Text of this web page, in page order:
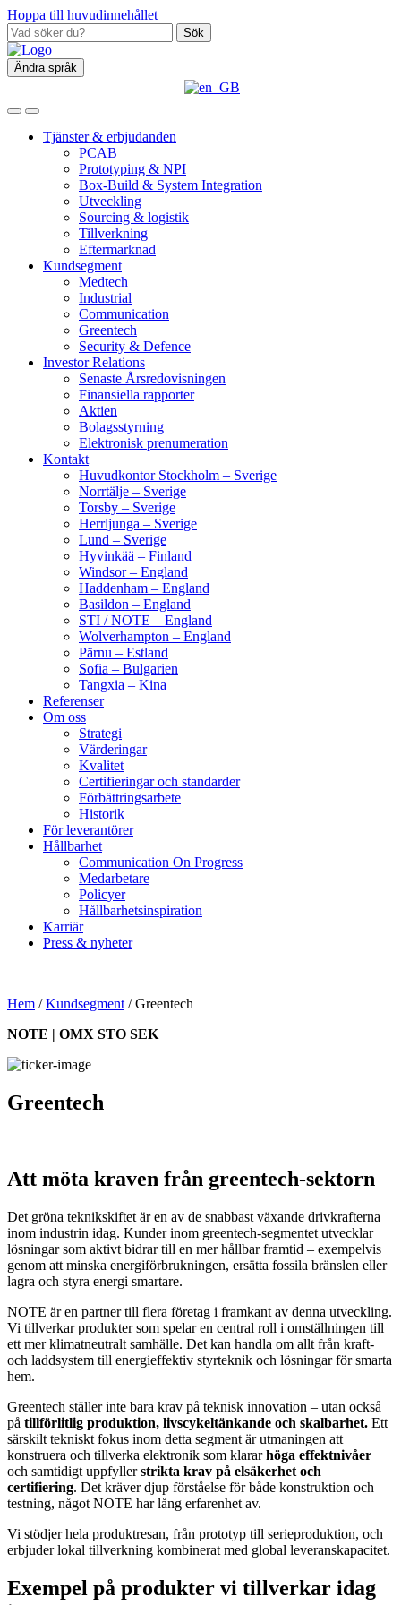
Hoppa till huvudinnehållet
Sök
Ändra språk
Tjänster & erbjudanden
PCAB
Prototyping & NPI
Box‑Build & System Integration
Utveckling
Sourcing & logistik
Tillverkning
Eftermarknad
Kundsegment
Medtech
Industrial
Communication
Greentech
Security & Defence
Investor Relations
Senaste Årsredovisningen
Finansiella rapporter
Aktien
Bolagsstyrning
Elektronisk prenumeration
Kontakt
Huvudkontor Stockholm – Sverige
Norrtälje – Sverige
Torsby – Sverige
Herrljunga – Sverige
Lund – Sverige
Hyvinkää – Finland
Windsor – England
Haddenham – England
Basildon – England
STI / NOTE – England
Wolverhampton – England
Pärnu – Estland
Sofia – Bulgarien
Tangxia – Kina
Referenser
Om oss
Strategi
Värderingar
Kvalitet
Certifieringar och standarder
Förbättringsarbete
Historik
För leverantörer
Hållbarhet
Communication On Progress
Medarbetare
Policyer
Hållbarhetsinspiration
Karriär
Press & nyheter
Hem /Kundsegment /Greentech
NOTE | OMX STO SEK
Greentech
Att möta kraven från greentech-sektorn
Det gröna teknikskiftet är en av de snabbast växande drivkrafterna
inom industrin idag. Kunder inom greentech-segmentet utvecklar
lösningar som aktivt bidrar till en mer hållbar framtid – exempelvis
genom att minska energiförbrukningen, ersätta fossila bränslen eller
lagra och styra energi smartare.
NOTE är en partner till flera företag i framkant av denna utveckling.
Vi tillverkar produkter som spelar en central roll i omställningen till
ett mer klimatneutralt samhälle. Det kan handla om allt från kraft-
och laddsystem till energieffektiv styrteknik och lösningar för smarta
hem.
Greentech ställer inte bara krav på teknisk innovation – utan också
på tillförlitlig produktion, livscykeltänkande och skalbarhet. Ett
särskilt tekniskt fokus inom detta segment är utmaningen att
konstruera och tillverka elektronik som klararhöga effektnivåer
och samtidigt uppfyllerstrikta krav på elsäkerhet och
certifiering. Det kräver djup förståelse för både konstruktion och
testning, något NOTE har lång erfarenhet av.
Vi stödjer hela produktresan, från prototyp till serieproduktion, och
erbjuder lokal tillverkning kombinerat med global leveranskapacitet.
Exempel på produkter vi tillverkar idag